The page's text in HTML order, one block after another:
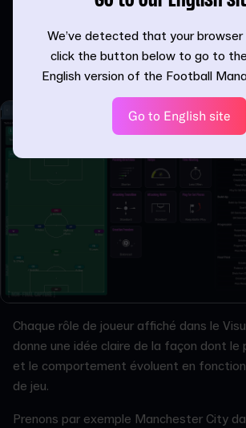
traduisent en pratique. Cela vous
déterminer les endroits où devriez
des ajustements afin de perfectionner
Chaque rôle de joueur affiché dans le
donne une idée claire de la façon dont le
et le comportement évoluent en
de jeu.
Prenons par exemple Manchester City
We’ve detected that your browser
click the button below to go to
English version of the Football
Go to English site